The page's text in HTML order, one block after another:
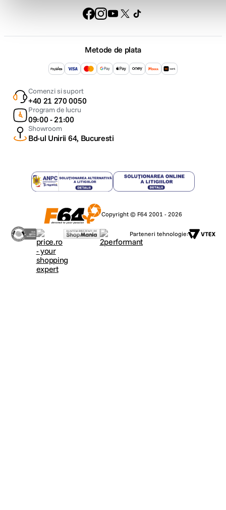
Metode de plata
Comenzi si suport
+40 21 270 0050
Program de lucru
09:00 - 21:00
Showroom
Bd-ul Unirii 64, Bucuresti
Copyright © F64 2001 - 2026
Parteneri tehnologie: